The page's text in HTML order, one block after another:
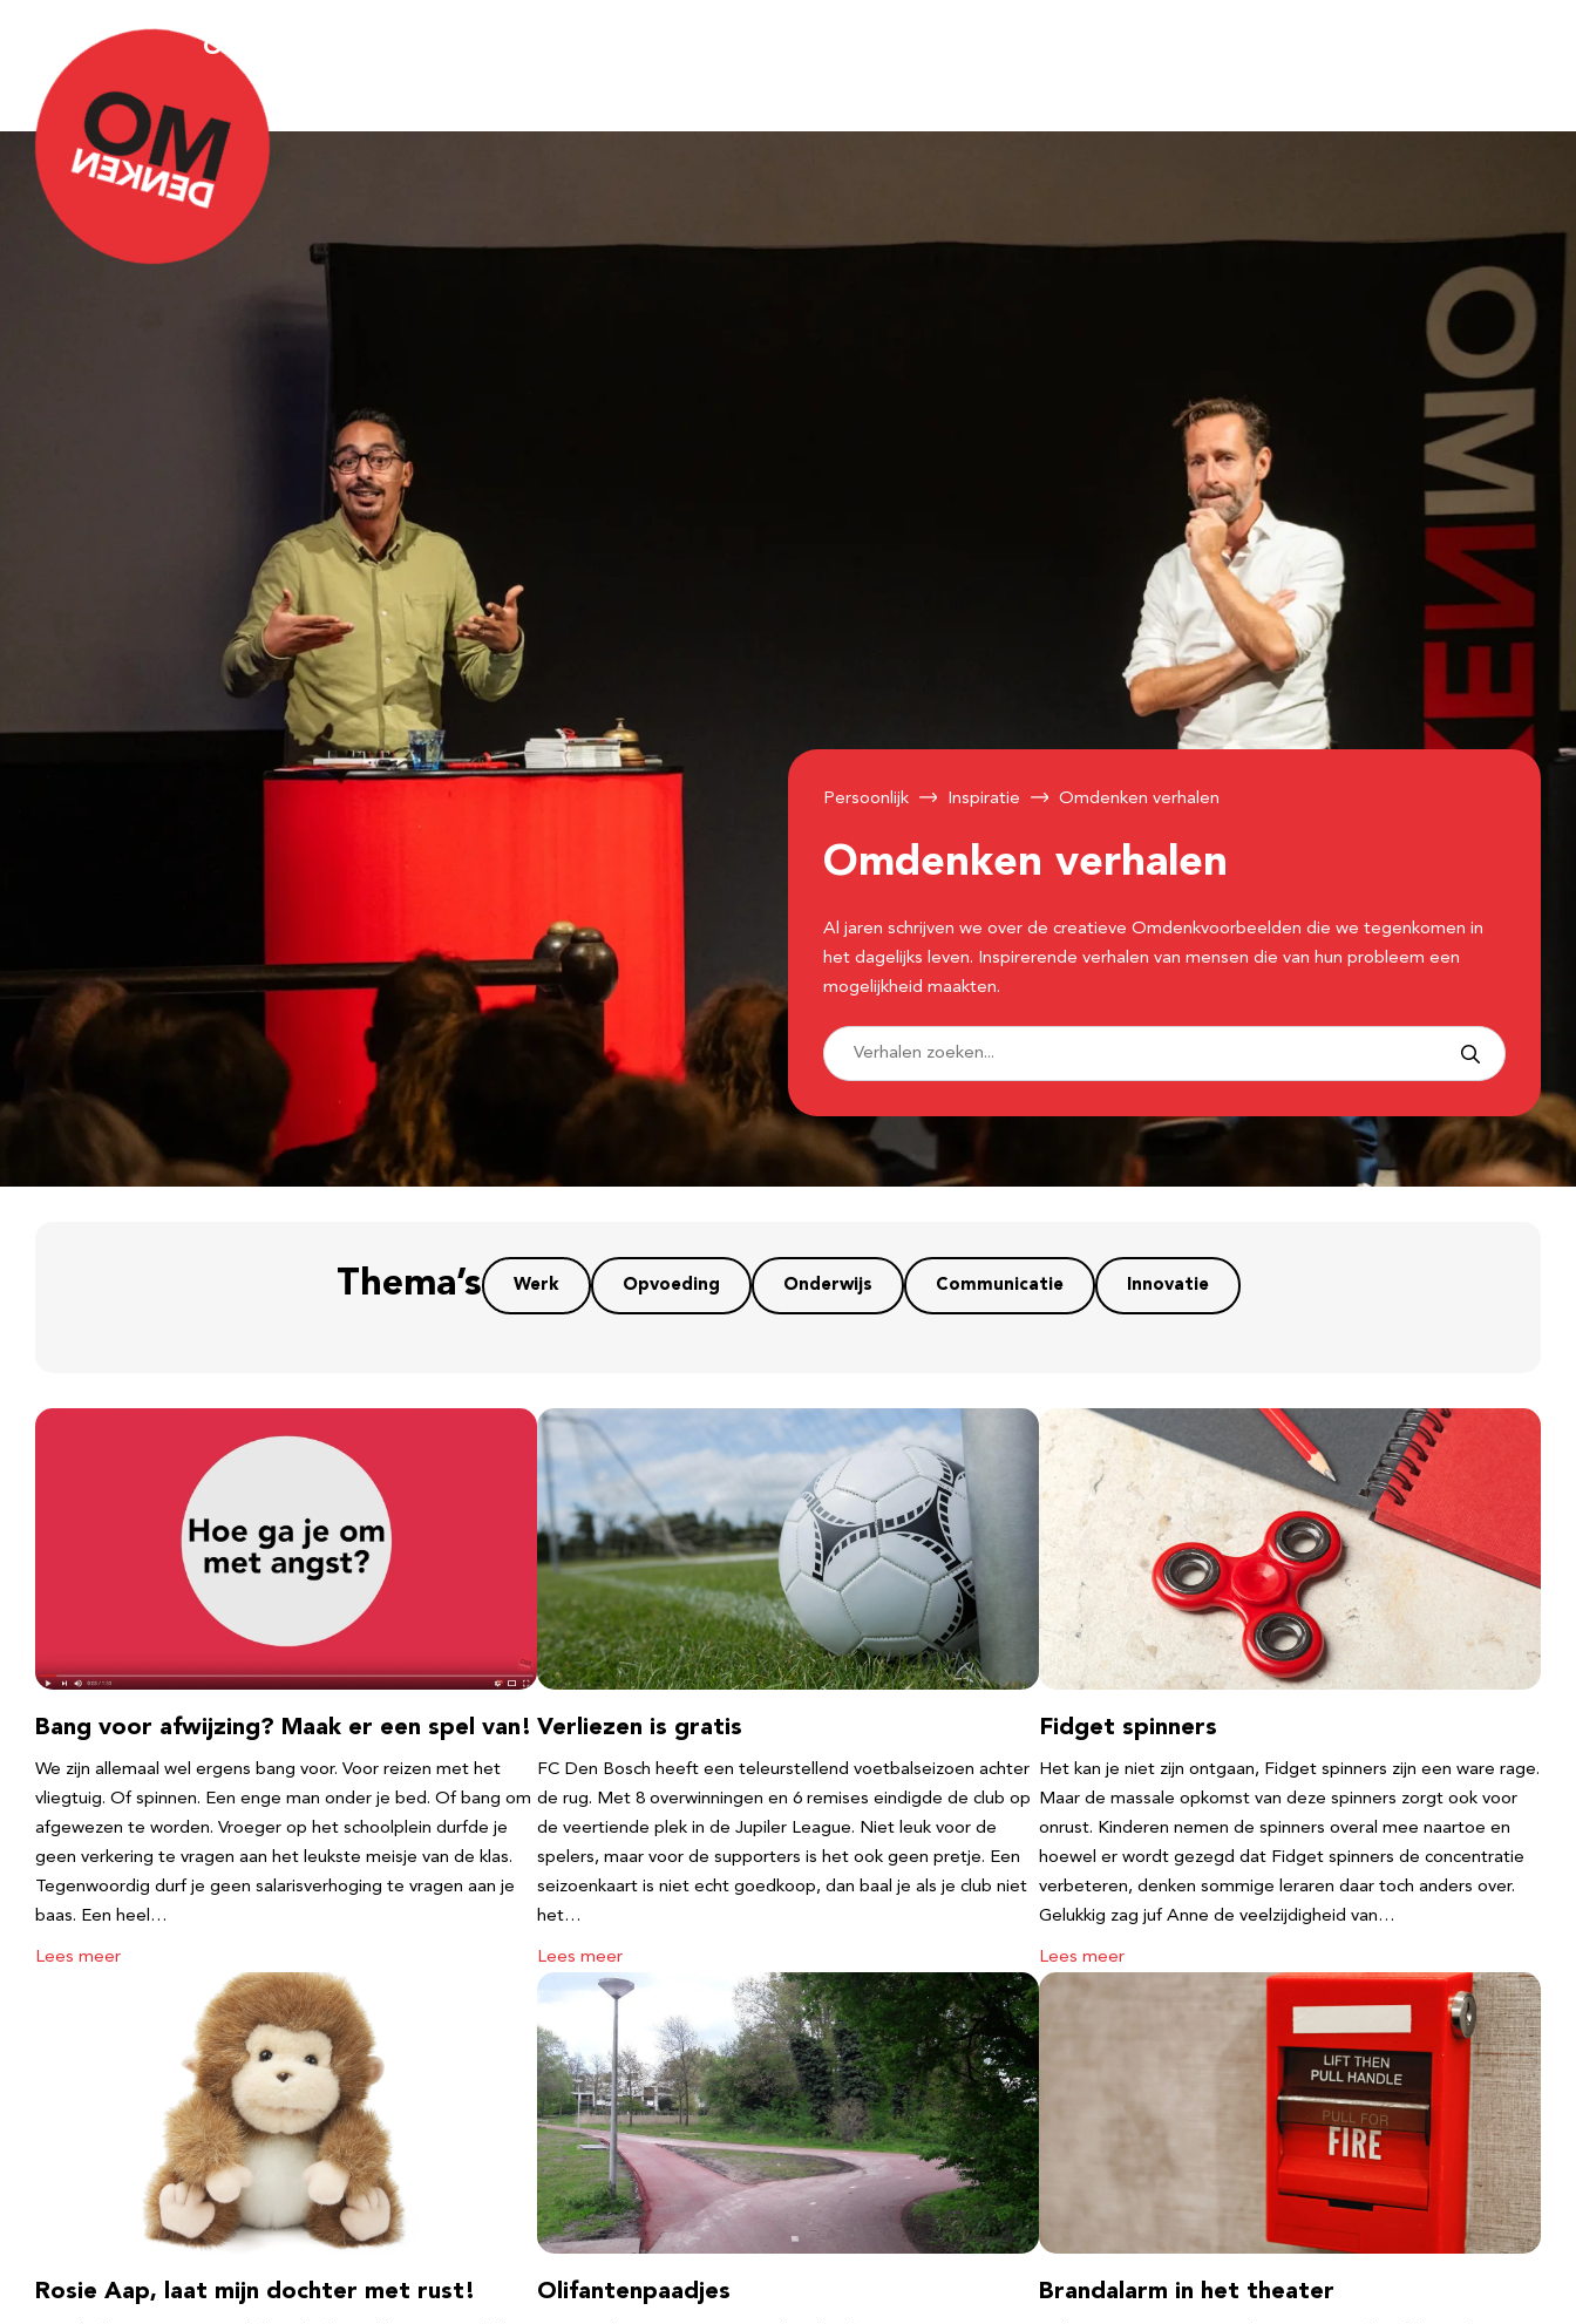
Over Omdenken
Persoonlijk Inspiratie Omdenken verhalen
Omdenken verhalen
Al jaren schrijven we over de creatieve Omdenkvoorbeelden die we tegenkomen in
het dagelijks leven. Inspirerende verhalen van mensen die van hun probleem een
mogelijkheid maakten.
Thema’s Werk Opvoeding Onderwijs Communicatie Innovatie
Bang voor afwijzing? Maak er een spel van!
We zijn allemaal wel ergens bang voor. Voor reizen met het
vliegtuig. Of spinnen. Een enge man onder je bed. Of bang om
afgewezen te worden. Vroeger op het schoolplein durfde je
geen verkering te vragen aan het leukste meisje van de klas.
Tegenwoordig durf je geen salarisverhoging te vragen aan je
baas. Een heel…
Lees meer
Verliezen is gratis
FC Den Bosch heeft een teleurstellend voetbalseizoen achter
de rug. Met 8 overwinningen en 6 remises eindigde de club op
de veertiende plek in de Jupiler League. Niet leuk voor de
spelers, maar voor de supporters is het ook geen pretje. Een
seizoenkaart is niet echt goedkoop, dan baal je als je club niet
het…
Lees meer
Fidget spinners
Het kan je niet zijn ontgaan, Fidget spinners zijn een ware rage.
Maar de massale opkomst van deze spinners zorgt ook voor
onrust. Kinderen nemen de spinners overal mee naartoe en
hoewel er wordt gezegd dat Fidget spinners de concentratie
verbeteren, denken sommige leraren daar toch anders over.
Gelukkig zag juf Anne de veelzijdigheid van…
Lees meer
Rosie Aap, laat mijn dochter met rust! Olifantenpaadjes Brandalarm in het theater